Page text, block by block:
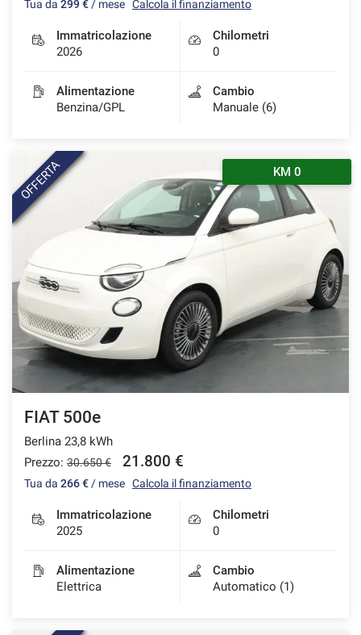
Tua da 299 € / mese Calcola il finanziamento
Immatricolazione
2026
Chilometri
0
Alimentazione
Benzina/GPL
Cambio
Manuale (6)
OFFERTA KM 0
FIAT 500e
Berlina 23,8 kWh
Prezzo: 30.650 € 21.800 €
Tua da 266 € / mese Calcola il finanziamento
Immatricolazione
2025
Chilometri
0
Alimentazione
Elettrica
Cambio
Automatico (1)